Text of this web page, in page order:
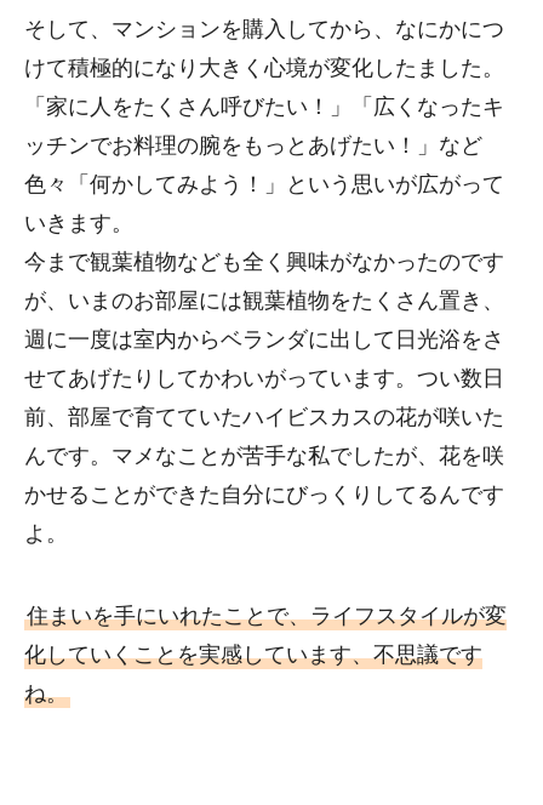
そして、マンションを購入してから、なにかにつ
けて積極的になり大きく心境が変化したました。
「家に人をたくさん呼びたい！」「広くなったキ
ッチンでお料理の腕をもっとあげたい！」など
色々「何かしてみよう！」という思いが広がって
いきます。
今まで観葉植物なども全く興味がなかったのです
が、いまのお部屋には観葉植物をたくさん置き、
週に一度は室内からベランダに出して日光浴をさ
せてあげたりしてかわいがっています。つい数日
前、部屋で育てていたハイビスカスの花が咲いた
んです。マメなことが苦手な私でしたが、花を咲
かせることができた自分にびっくりしてるんです
よ。
住まいを手にいれたことで、ライフスタイルが変
化していくことを実感しています、不思議です
ね。